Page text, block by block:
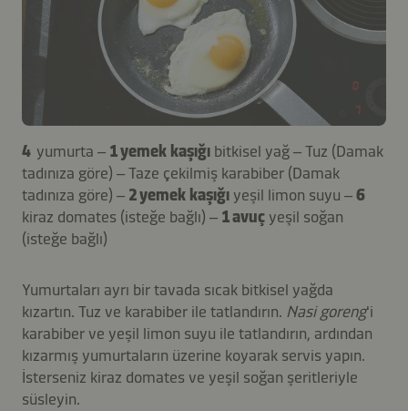
4 yumurta – 1 yemek kaşığı bitkisel yağ – Tuz (Damak
tadınıza göre) – Taze çekilmiş karabiber (Damak
tadınıza göre) – 2 yemek kaşığı yeşil limon suyu –6
kiraz domates (isteğe bağlı) – 1 avuç yeşil soğan
(isteğe bağlı)
Yumurtaları ayrı bir tavada sıcak bitkisel yağda
kızartın. Tuz ve karabiber ile tatlandırın. Nasi goreng'i
karabiber ve yeşil limon suyu ile tatlandırın, ardından
kızarmış yumurtaların üzerine koyarak servis yapın.
İsterseniz kiraz domates ve yeşil soğan şeritleriyle
süsleyin.